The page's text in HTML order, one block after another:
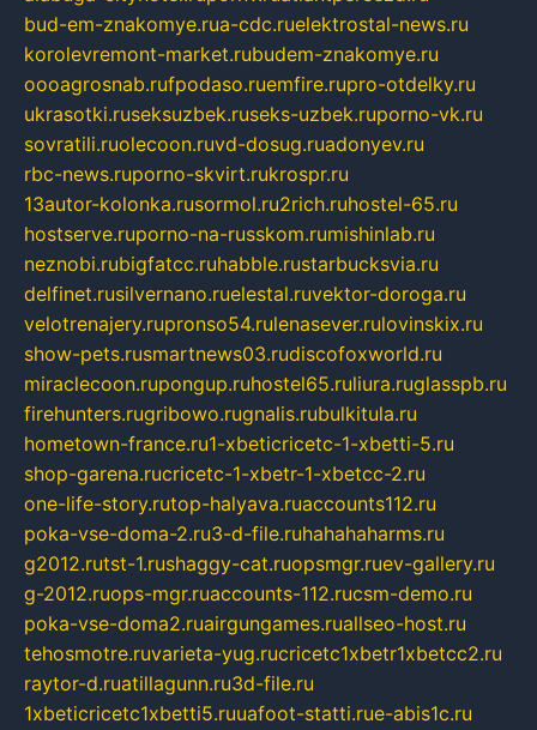
bud-em-znakomye.rua-cdc.ruelektrostal-news.ru
korolevremont-market.rubudem-znakomye.ru
oooagrosnab.rufpodaso.ruemfire.rupro-otdelky.ru
ukrasotki.ruseksuzbek.ruseks-uzbek.ruporno-vk.ru
sovratili.ruolecoon.ruvd-dosug.ruadonyev.ru
rbc-news.ruporno-skvirt.rukrospr.ru
13autor-kolonka.rusormol.ru2rich.ruhostel-65.ru
hostserve.ruporno-na-russkom.rumishinlab.ru
neznobi.rubigfatcc.ruhabble.rustarbucksvia.ru
delfinet.rusilvernano.ruelestal.ruvektor-doroga.ru
velotrenajery.rupronso54.rulenasever.rulovinskix.ru
show-pets.rusmartnews03.rudiscofoxworld.ru
miraclecoon.rupongup.ruhostel65.ruliura.ruglasspb.ru
firehunters.rugribowo.rugnalis.rubulkitula.ru
hometown-france.ru1-xbeticricetc-1-xbetti-5.ru
shop-garena.rucricetc-1-xbetr-1-xbetcc-2.ru
one-life-story.rutop-halyava.ruaccounts112.ru
poka-vse-doma-2.ru3-d-file.ruhahahaharms.ru
g2012.rutst-1.rushaggy-cat.ruopsmgr.ruev-gallery.ru
g-2012.ruops-mgr.ruaccounts-112.rucsm-demo.ru
poka-vse-doma2.ruairgungames.ruallseo-host.ru
tehosmotre.ruvarieta-yug.rucricetc1xbetr1xbetcc2.ru
raytor-d.ruatillagunn.ru3d-file.ru
1xbeticricetc1xbetti5.ruuafoot-statti.rue-abis1c.ru